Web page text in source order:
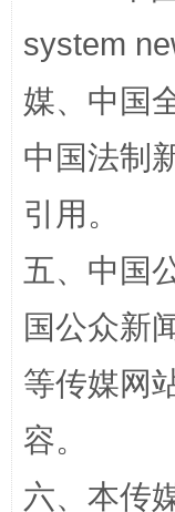
漫山遍野的桃花
system
媒、中国
中国法制
引用。
五、中国
国公众新
等传媒网
容。
六、本传